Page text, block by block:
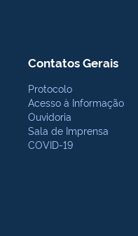
Contatos Gerais
Protocolo
Acesso à Informação
Ouvidoria
Sala de Imprensa
COVID-19